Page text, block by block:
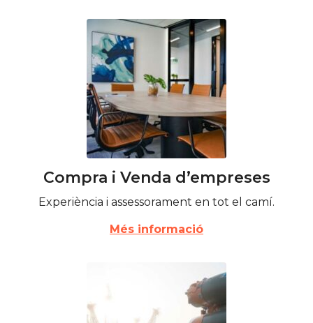
Compra i Venda d’empreses
Experiència i assessorament en tot el camí.
Més informació